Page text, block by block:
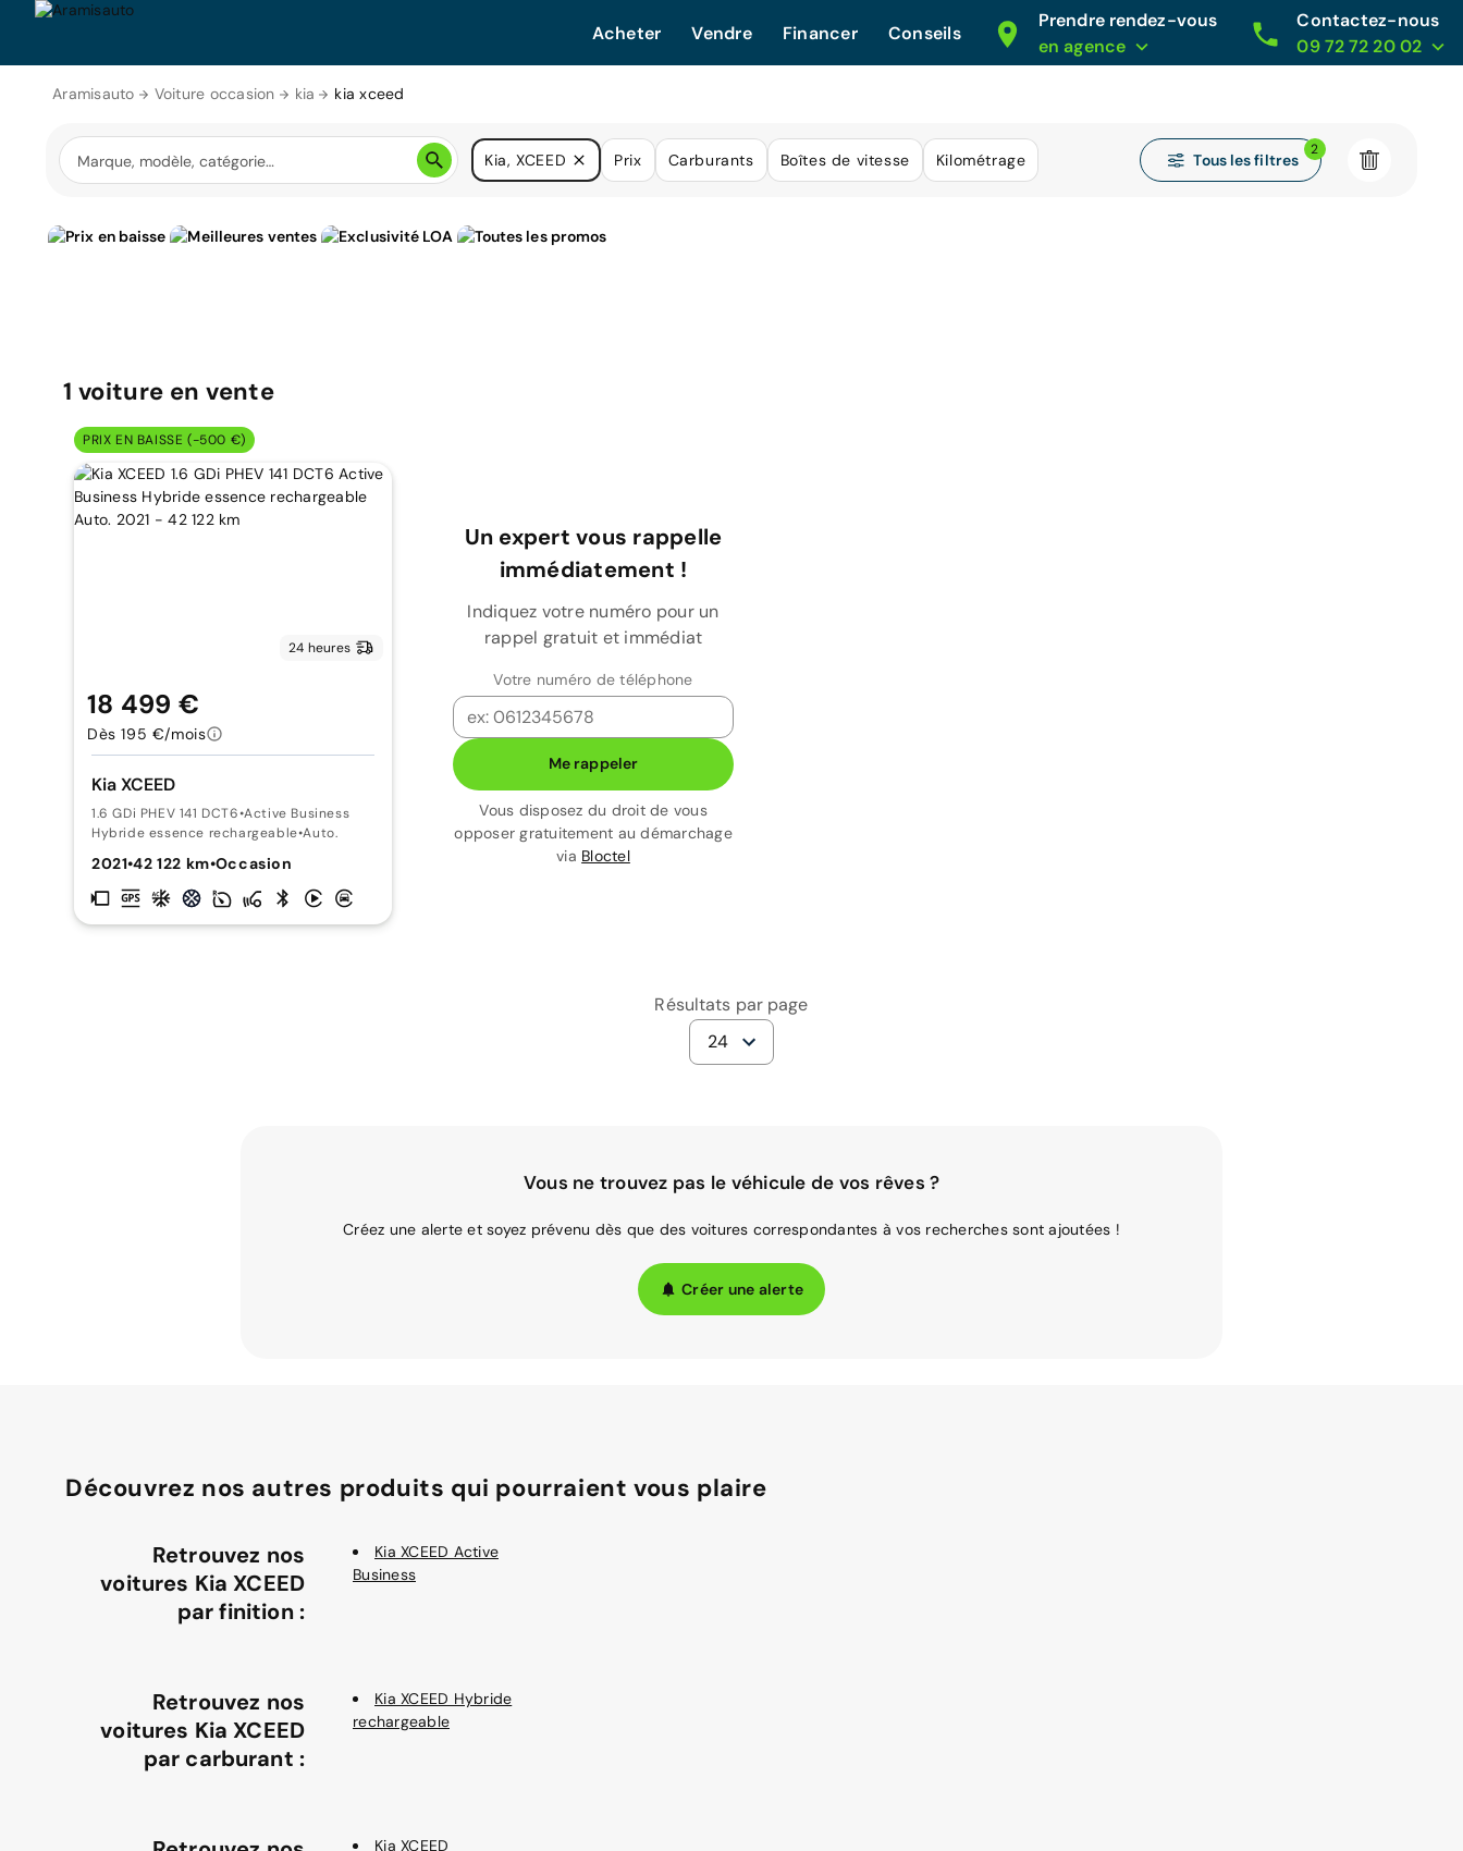
Acheter Vendre Financer Conseils
Prendre rendez-vous
en agence
Contactez-nous
09 72 72 20 02
Aramisauto Voiture occasion kia kia xceed
Kia, XCEED Prix Carburants Boîtes de vitesse Kilométrage Tous les filtres
2
1 voiture en vente
PRIX EN BAISSE (-500 €)
24 heures
Kia XCEED
1.6 GDi PHEV 141 DCT6•Active Business
Hybride essence rechargeable•Auto.
2021•42 122 km•Occasion
18 499 €
Dès 195 €/mois
Un expert vous rappelle
immédiatement !
Indiquez votre numéro pour un
rappel gratuit et immédiat
Votre numéro de téléphone
Me rappeler
Vous disposez du droit de vous
opposer gratuitement au démarchage
via Bloctel
Résultats par page
24
Vous ne trouvez pas le véhicule de vos rêves ?
Créez une alerte et soyez prévenu dès que des voitures correspondantes à vos recherches sont ajoutées !
Créer une alerte
Découvrez nos autres produits qui pourraient vous plaire
Retrouvez nos
voitures Kia XCEED
par finition :
Kia XCEED Active
Business
Retrouvez nos
voitures Kia XCEED
par carburant :
Kia XCEED Hybride
rechargeable
Kia XCEED